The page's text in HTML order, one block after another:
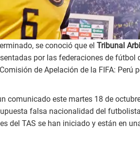
se conoció que el Tribunal
por las federaciones de fútbol
de Apelación de la FIFA: Perú
comunicado este martes 18 de
falsa nacionalidad del
del TAS se han iniciado y están en